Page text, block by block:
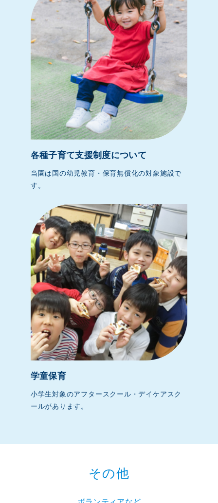
各種子育て支援制度について
当園は国の幼児教育・保育無償化の対象施設で
す。
学童保育
小学生対象のアフタースクール・デイケアスク
ールがあります。
その他